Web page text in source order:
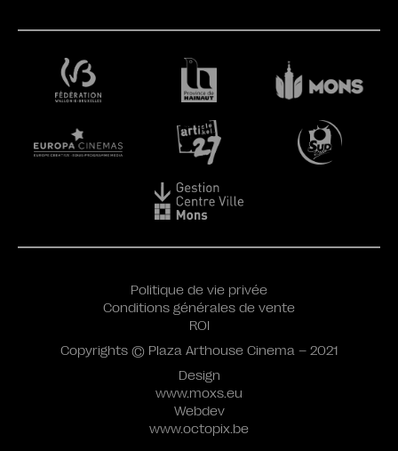
Design
www.moxs.eu
Webdev
www.octopix.be
Politique de vie privée
Conditions générales de vente
ROI
Copyrights © Plaza Arthouse Cinema – 2021